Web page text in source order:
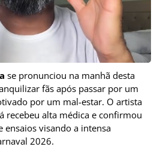
se pronunciou na manhã desta
fãs após passar por um
por um mal-estar. O artista
recebeu alta médica e confirmou
ensaios visando a intensa
2026.